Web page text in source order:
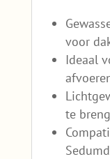
voor
Ideaal
te